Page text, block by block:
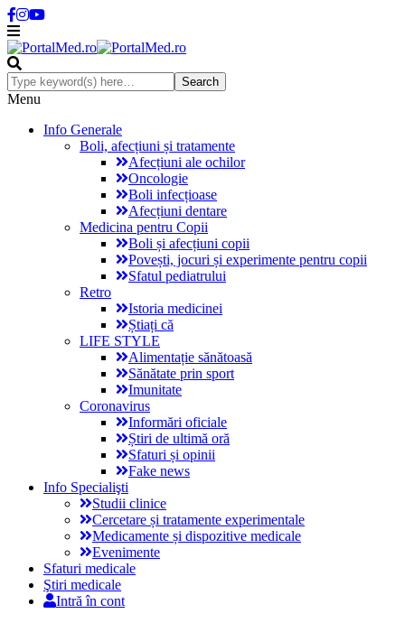
Menu
Info Generale
Boli, afecțiuni și tratamente
Afecțiuni ale ochilor
Oncologie
Boli infecțioase
Afecțiuni dentare
Medicina pentru Copii
Boli și afecțiuni copii
Povești, jocuri și experimente pentru copii
Sfatul pediatrului
Retro
Istoria medicinei
Știați că
LIFE STYLE
Alimentație sănătoasă
Sănătate prin sport
Imunitate
Coronavirus
Informări oficiale
Știri de ultimă oră
Sfaturi și opinii
Fake news
Info Specialişti
Studii clinice
Cercetare și tratamente experimentale
Medicamente și dispozitive medicale
Evenimente
Sfaturi medicale
Ştiri medicale
Intră în cont